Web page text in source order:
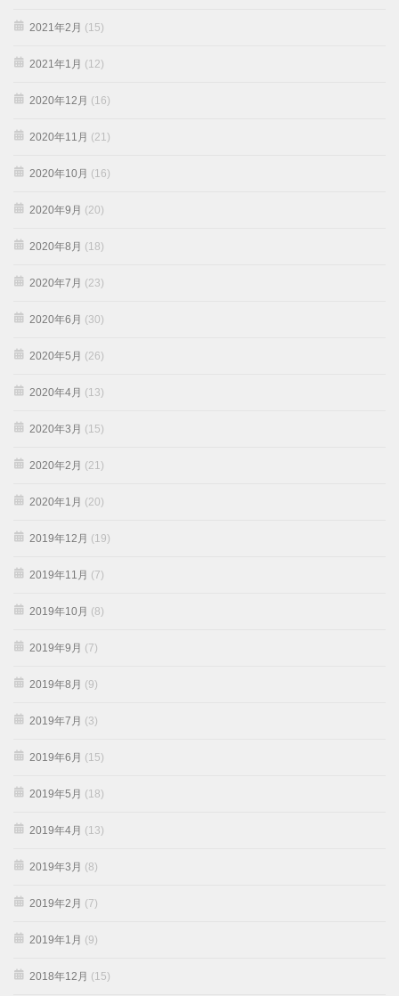
2021年2月 (15)
2021年1月 (12)
2020年12月 (16)
2020年11月 (21)
2020年10月 (16)
2020年9月 (20)
2020年8月 (18)
2020年7月 (23)
2020年6月 (30)
2020年5月 (26)
2020年4月 (13)
2020年3月 (15)
2020年2月 (21)
2020年1月 (20)
2019年12月 (19)
2019年11月 (7)
2019年10月 (8)
2019年9月 (7)
2019年8月 (9)
2019年7月 (3)
2019年6月 (15)
2019年5月 (18)
2019年4月 (13)
2019年3月 (8)
2019年2月 (7)
2019年1月 (9)
2018年12月 (15)